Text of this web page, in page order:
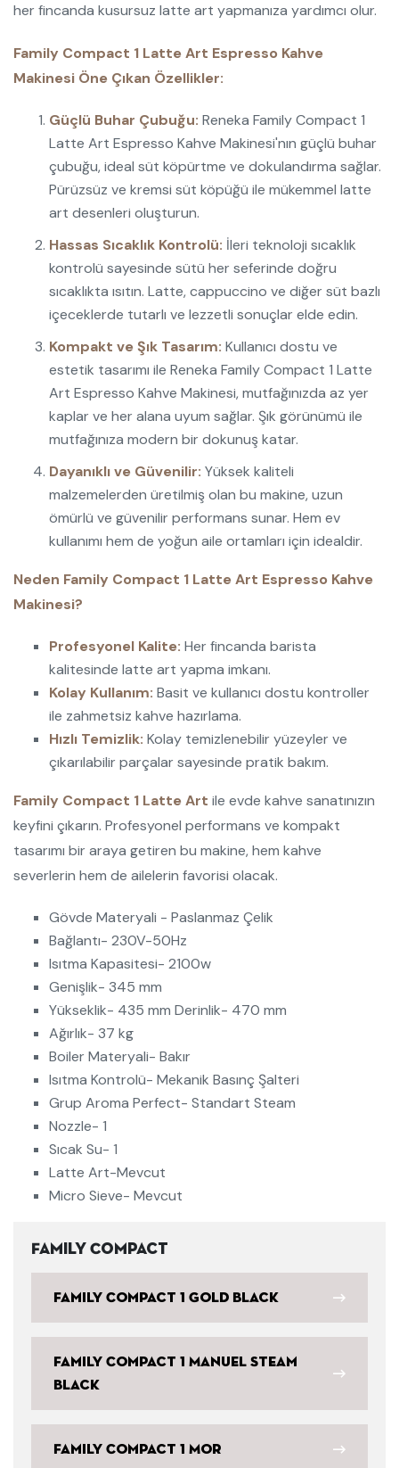
her fincanda kusursuz latte art yapmanıza yardımcı olur.
Family Compact 1 Latte Art Espresso Kahve
Makinesi Öne Çıkan Özellikler:
Güçlü Buhar Çubuğu: Reneka Family Compact 1
Latte Art Espresso Kahve Makinesi'nın güçlü buhar
çubuğu, ideal süt köpürtme ve dokulandırma sağlar.
Pürüzsüz ve kremsi süt köpüğü ile mükemmel latte
art desenleri oluşturun.
Hassas Sıcaklık Kontrolü: İleri teknoloji sıcaklık
kontrolü sayesinde sütü her seferinde doğru
sıcaklıkta ısıtın. Latte, cappuccino ve diğer süt bazlı
içeceklerde tutarlı ve lezzetli sonuçlar elde edin.
Kompakt ve Şık Tasarım: Kullanıcı dostu ve
estetik tasarımı ile Reneka Family Compact 1 Latte
Art Espresso Kahve Makinesi, mutfağınızda az yer
kaplar ve her alana uyum sağlar. Şık görünümü ile
mutfağınıza modern bir dokunuş katar.
Dayanıklı ve Güvenilir: Yüksek kaliteli
malzemelerden üretilmiş olan bu makine, uzun
ömürlü ve güvenilir performans sunar. Hem ev
kullanımı hem de yoğun aile ortamları için idealdir.
Neden Family Compact 1 Latte Art Espresso Kahve
Makinesi?
Profesyonel Kalite: Her fincanda barista
kalitesinde latte art yapma imkanı.
Kolay Kullanım: Basit ve kullanıcı dostu kontroller
ile zahmetsiz kahve hazırlama.
Hızlı Temizlik: Kolay temizlenebilir yüzeyler ve
çıkarılabilir parçalar sayesinde pratik bakım.
Family Compact 1 Latte Art ile evde kahve sanatınızın
keyfini çıkarın. Profesyonel performans ve kompakt
tasarımı bir araya getiren bu makine, hem kahve
severlerin hem de ailelerin favorisi olacak.
Gövde Materyali - Paslanmaz Çelik
Bağlantı- 230V-50Hz
Isıtma Kapasitesi- 2100w
Genişlik- 345 mm
Yükseklik- 435 mm Derinlik- 470 mm
Ağırlık- 37 kg
Boiler Materyali- Bakır
Isıtma Kontrolü- Mekanik Basınç Şalteri
Grup Aroma Perfect- Standart Steam
Nozzle- 1
Sıcak Su- 1
Latte Art-Mevcut
Micro Sieve- Mevcut
Family Compact
Family Compact 1 Gold Black
Family Compact 1 Manuel Steam
Black
Family Compact 1 Mor